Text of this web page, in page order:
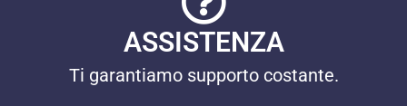
ASSISTENZA
Ti garantiamo supporto costante.